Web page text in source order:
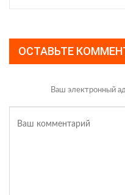
ОСТАВЬТЕ
Ваш электронный